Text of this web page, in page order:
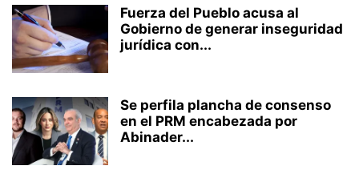
Fuerza del Pueblo acusa al
Gobierno de generar inseguridad
jurídica con...
Se perfila plancha de consenso
en el PRM encabezada por
Abinader...